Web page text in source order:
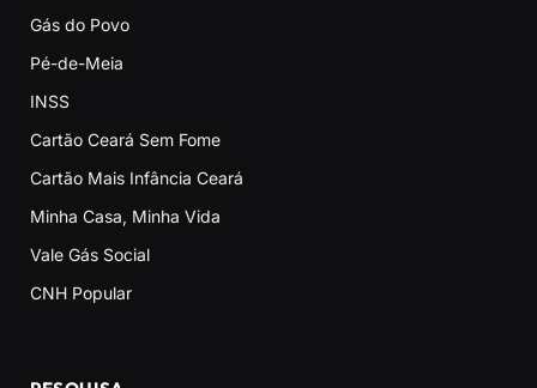
Gás do Povo
Pé-de-Meia
INSS
Cartão Ceará Sem Fome
Cartão Mais Infância Ceará
Minha Casa, Minha Vida
Vale Gás Social
CNH Popular